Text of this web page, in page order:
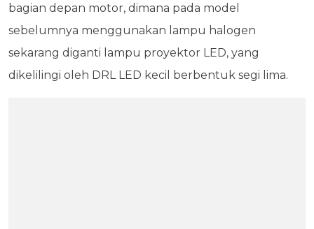
bagian depan motor, dimana pada model
sebelumnya menggunakan lampu halogen
sekarang diganti lampu proyektor LED, yang
dikelilingi oleh DRL LED kecil berbentuk segi lima.